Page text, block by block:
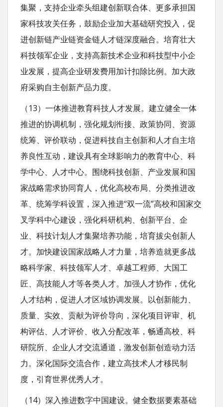
集聚，支持企业牵头组建创新联合体、更多承担国
家科技攻关任务，鼓励企业加大基础研究投入，促
进创新链产业链资金链人才链深度融合。培育壮大
科技领军企业，支持高新技术企业和科技型中小企
业发展，提高企业研发费用加计扣除比例。加大政
府采购自主创新产品力度。
（13）一体推进教育科技人才发展。建立健全一体
推进的协调机制，强化规划衔接、政策协同、资源
统筹、评价联动，促进科技自主创新和人才自主培
养良性互动，建设具有全球影响力的教育中心、科
学中心、人才中心。围绕科技创新、产业发展和国
家战略需求协同育人，优化高校布局、分类推进改
革、统筹学科设置，深入推进“双一流”高校和国家交
叉学科中心建设，强化科研机构、创新平台、企
业、科技计划人才集聚培养功能，培育拔尖创新人
才。加快建设国家战略人才力量，培养造就更多战
略科学家、科技领军人才、卓越工程师、大国工
匠、高技能人才等各类人才。加强人才协作，优化
人才结构，促进人才区域协调发展。以创新能力、
质量、实效、贡献为评价导向，深化项目评审、机
构评估、人才评价、收入分配改革，畅通高校、科
研院所、企业人才交流通道，激发创新创造动力活
力。深化国际交流合作，建立高技术人才移民制
度，引育世界优秀人才。
（14）深入推进数字中国建设。健全数据要素基础